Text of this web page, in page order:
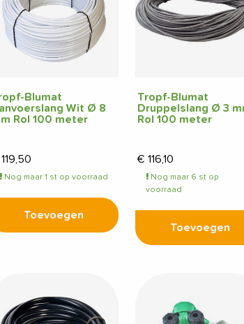
Blumat
Wit Ø 8
Rol 100 meter
119,50
Nog maar 1 st op voorraad
Toevoegen
Tropf-Blumat
Druppelslang Ø 3
Rol 100 meter
€ 116,10
Nog maar 6 st op
voorraad
Toevoegen